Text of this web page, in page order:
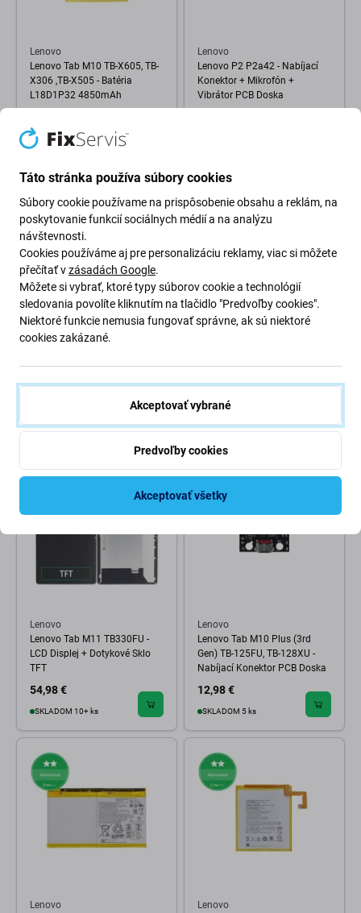
Lenovo
Lenovo Tab M10 TB-X605, TB-
X306 ,TB-X505 - Batéria
L18D1P32 4850mAh
16,98 €
Lenovo
Lenovo P2 P2a42 - Nabíjací
Konektor + Mikrofón +
Vibrátor PCB Doska
Lenovo
Pol, 11.4V, 00HW022, HQ
NA OBJEDNÁVKU
-35 %
15.2V, 00HW026, HQ
28,59 €
SKLADOM 1 ks
Lenovo
Lenovo Tab M11 TB330FU -
LCD Displej + Dotykové Sklo
TFT
54,98 €
SKLADOM 10+ ks
Lenovo
Lenovo Tab M10 Plus (3rd
Gen) TB-125FU, TB-128XU -
Nabíjací Konektor PCB Doska
12,98 €
SKLADOM 5 ks
Lenovo
Lenovo
Táto stránka používa súbory cookies
Súbory cookie používame na prispôsobenie obsahu a reklám, na
poskytovanie funkcií sociálnych médií a na analýzu
návštevnosti.
Cookies používáme aj pre personalizáciu reklamy, viac si môžete
přečítať vzásadách Google.
Môžete si vybrať, ktoré typy súborov cookie a technológií
sledovania povolíte kliknutím na tlačidlo "Predvoľby cookies".
Niektoré funkcie nemusia fungovať správne, ak sú niektoré
cookies zakázané.
Akceptovať vybrané
Predvoľby cookies
Akceptovať všetky